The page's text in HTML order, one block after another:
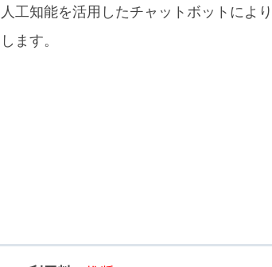
人工知能を活用したチャットボットによ
します。